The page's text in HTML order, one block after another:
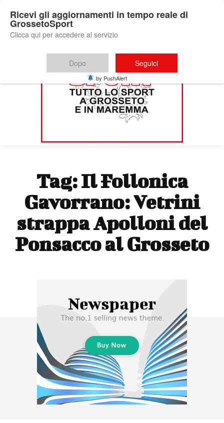
Tag:Il Follonica
Gavorrano: Vetrini
strappa Apolloni del
Ponsacco al Grosseto
Ricevi gli aggiornamenti in tempo reale di
GrossetoSport
Clicca qui per accedere al servizio
Dopo Seguici
by PushAlert